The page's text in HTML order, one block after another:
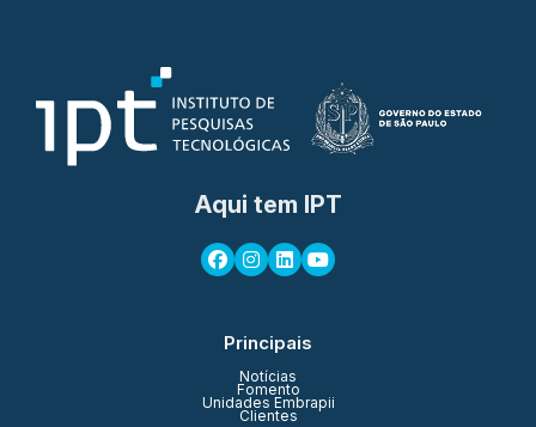
Aqui tem IPT
Principais
Notícias
Fomento
Unidades Embrapii
Clientes